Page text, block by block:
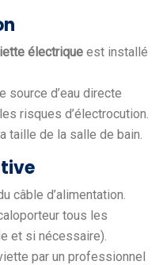
électrique est installé
source d’eau directe
risques d’électrocution.
taille de la salle de bain.
câble d’alimentation.
tous les
et si nécessaire).
par un professionnel